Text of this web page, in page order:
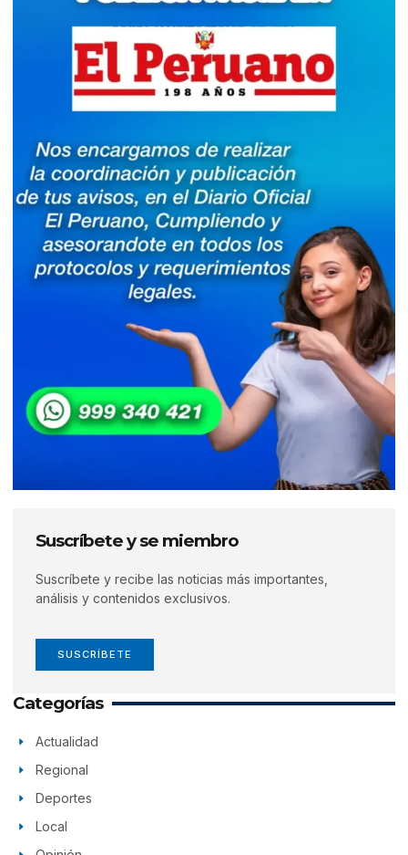
Suscríbete y se miembro
Suscríbete y recibe las noticias más importantes,
análisis y contenidos exclusivos.
SUSCRÍBETE
Categorías
Actualidad
Regional
Deportes
Local